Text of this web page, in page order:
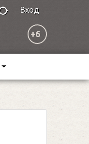
Вход
+6